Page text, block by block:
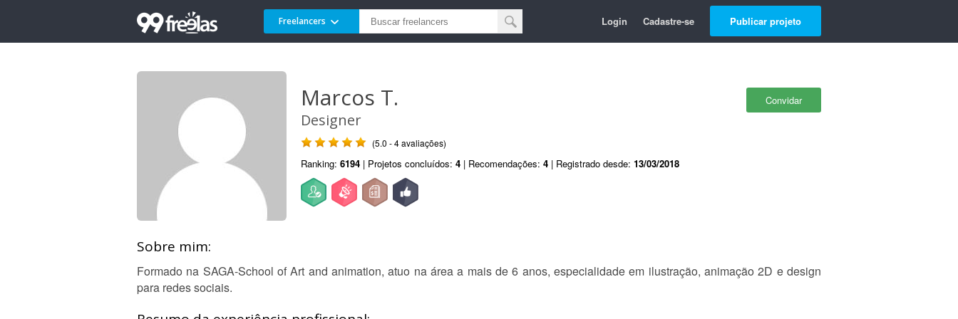
Freelancers Login Cadastre-se Publicar projeto
Convidar
Marcos T.
Designer
(5.0 - 4 avaliações)
Ranking: 6194 | Projetos concluídos: 4 | Recomendações: 4 | Registrado desde: 13/03/2018
Sobre mim:
Formado na SAGA-School of Art and animation, atuo na área a mais de 6 anos, especialidade em ilustração, animação 2D e design
para redes sociais.